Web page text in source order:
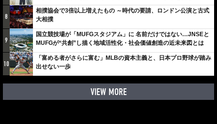
しみでしかないでしょ。川崎は、ずっと成長曲線だから」
8
相撲協会で3倍以上増えたもの ～時代の要請、ロンドン公演と古式
大相撲
9
国立競技場が「MUFGスタジアム」に 名前だけではない…JNSEと
MUFGが“共創”し描く地域活性化・社会価値創造の近未来図とは
10
「富める者がさらに富む」MLBの資本主義と、日本プロ野球が踏み
出せない一歩
VIEW MORE